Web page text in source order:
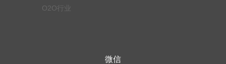
O2O行业
微信